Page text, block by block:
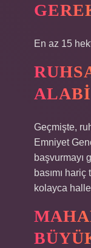
En az 15
Geçmişte,
Emniyet
başvurmayı
basımı
kolayca